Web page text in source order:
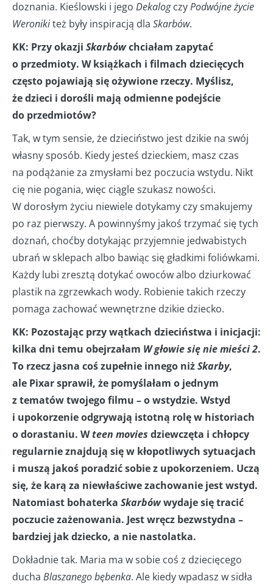
doznania. Kieślowski i jego DekalogczyPodwójne życie
Weronikiteż były inspiracją dla Skarbów.
KK: Przy okazji Skarbówchciałam zapytać
o przedmioty. W książkach i filmach dziecięcych
często pojawiają się ożywione rzeczy. Myślisz,
że dzieci i dorośli mają odmienne podejście
do przedmiotów?
Tak, w tym sensie, że dzieciństwo jest dzikie na swój
własny sposób. Kiedy jesteś dzieckiem, masz czas
na podążanie za zmysłami bez poczucia wstydu. Nikt
cię nie pogania, więc ciągle szukasz nowości.
W dorosłym życiu niewiele dotykamy czy smakujemy
po raz pierwszy. A powinnyśmy jakoś trzymać się tych
doznań, choćby dotykając przyjemnie jedwabistych
ubrań w sklepach albo bawiąc się gładkimi foliówkami.
Każdy lubi zresztą dotykać owoców albo dziurkować
plastik na zgrzewkach wody. Robienie takich rzeczy
pomaga zachować wewnętrzne dzikie dziecko.
KK: Pozostając przy wątkach dzieciństwa i inicjacji:
kilka dni temu obejrzałam W głowie się nie mieści 2.
To rzecz jasna coś zupełnie innego niżSkarby,
ale Pixar sprawił, że pomyślałam o jednym
z tematów twojego filmu – o wstydzie. Wstyd
i upokorzenie odgrywają istotną rolę w historiach
o dorastaniu. Wteen movies dziewczęta i chłopcy
regularnie znajdują się w kłopotliwych sytuacjach
i muszą jakoś poradzić sobie z upokorzeniem. Uczą
się, że karą za niewłaściwe zachowanie jest wstyd.
Natomiast bohaterka Skarbówwydaje się tracić
poczucie zażenowania. Jest wręcz bezwstydna –
bardziej jak dziecko, a nie nastolatka.
Dokładnie tak. Maria ma w sobie coś z dziecięcego
ducha Blaszanego bębenka. Ale kiedy wpadasz w sidła